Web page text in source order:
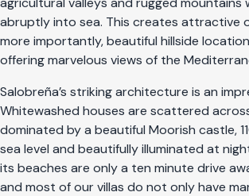
abruptly into sea. This creates attractive
more importantly, beautiful hillside
offering marvelous views of the
Salobreña’s striking architecture is an
Whitewashed houses are scattered
dominated by a beautiful Moorish castle,
sea level and beautifully illuminated at
its beaches are only a ten minute drive
and most of our villas do not only have